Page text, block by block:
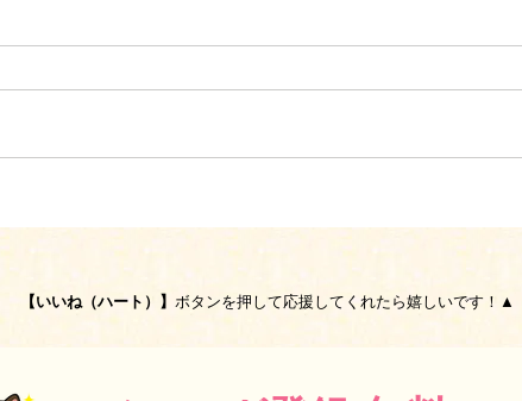
【いいね（ハート）】 ボタンを押して応援してくれたら嬉しいです！▲